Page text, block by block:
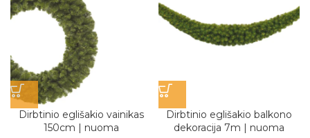
Dirbtinio eglišakio vainikas
150cm | nuoma
Dirbtinio eglišakio balkono
dekoracija 7m | nuoma